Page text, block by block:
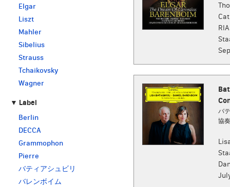
Elgar
Liszt
Mahler
Sibelius
Strauss
Tchaikovsky
Wagner
▼ Label
Berlin
DECCA
Grammophon
Pierre
バティアシュビリ
バレンボイム
バ
協